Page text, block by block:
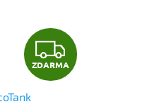
Z
D
ZDARMA